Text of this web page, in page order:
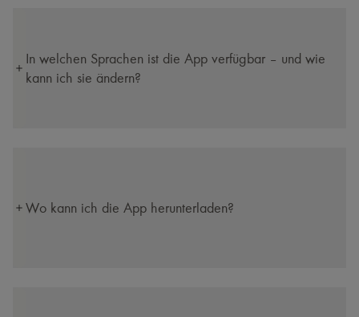
In welchen Sprachen ist die App verfügbar – und wie
kann ich sie ändern?
Wo kann ich die App herunterladen?